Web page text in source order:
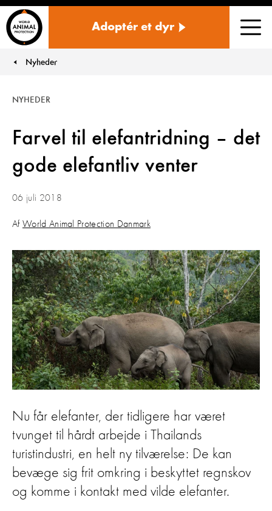
Adoptér et dyr
You are here:
Nyheder
Farvel til elefantridning – det
gode elefantliv venter
NYHEDER
06 juli 2018
Af World Animal Protection Danmark
Nu får elefanter, der tidligere har været
tvunget til hårdt arbejde i Thailands
turistindustri, en helt ny tilværelse: De kan
bevæge sig frit omkring i beskyttet regnskov
og komme i kontakt med vilde elefanter.